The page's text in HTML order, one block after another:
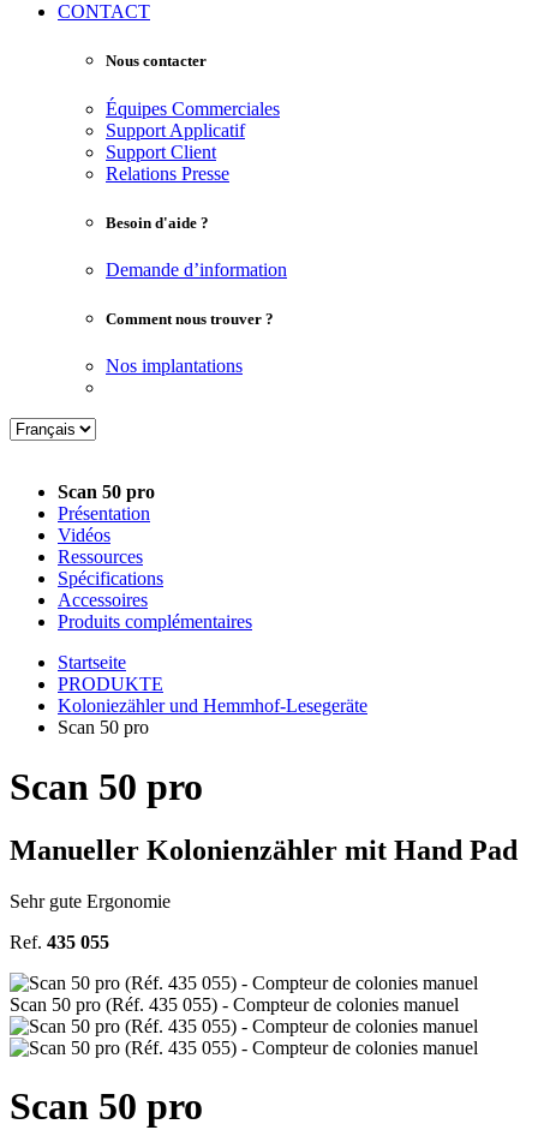
CONTACT
Nous contacter
Équipes Commerciales
Support Applicatif
Support Client
Relations Presse
Besoin d'aide ?
Demande d’information
Comment nous trouver ?
Nos implantations
Scan 50 pro
Présentation
Vidéos
Ressources
Spécifications
Accessoires
Produits complémentaires
Startseite
PRODUKTE
Koloniezähler und Hemmhof-Lesegeräte
Scan 50 pro
Scan 50 pro
Manueller Kolonienzähler mit Hand Pad
Sehr gute Ergonomie
Ref. 435 055
Scan 50 pro (Réf. 435 055) - Compteur de colonies manuel
Scan 50 pro